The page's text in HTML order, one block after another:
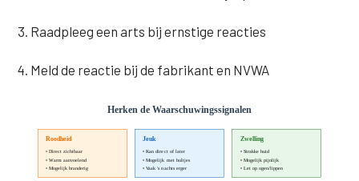
3. Raadpleeg een arts bij ernstige reacties
4. Meld de reactie bij de fabrikant en NVWA